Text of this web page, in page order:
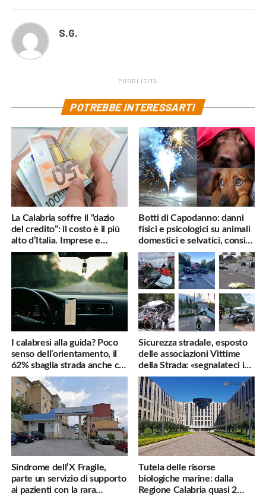
S.G.
PUBBLICITÀ
POTREBBE INTERESSARTI
La Calabria soffre il “dazio
del credito”: il costo è il più
alto d’Italia. Imprese e
famiglie penalizzate
Botti di Capodanno: danni
fisici e psicologici su animali
domestici e selvatici, consigli
utili
I calabresi alla guida? Poco
senso dell’orientamento, il
62% sbaglia strada anche col
navigatore
Sicurezza stradale, esposto
delle associazioni Vittime
della Strada: «segnalateci i
pericoli, interverremo
subito»
Sindrome dell’X Fragile,
parte un servizio di supporto
ai pazienti con la rara
Tutela delle risorse
biologiche marine: dalla
Regione Calabria quasi 2